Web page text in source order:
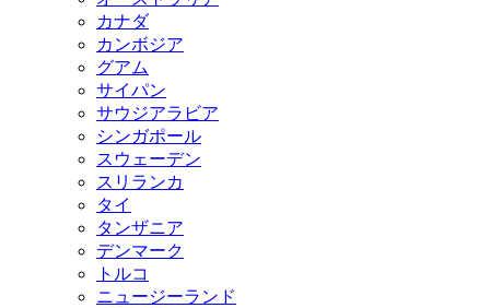
カナダ
カンボジア
グアム
サイパン
サウジアラビア
シンガポール
スウェーデン
スリランカ
タイ
タンザニア
デンマーク
トルコ
ニュージーランド